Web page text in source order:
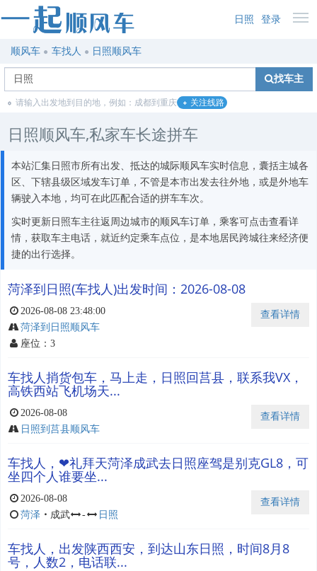
日照 登录
顺风车 车找人 日照顺风车
找车主
请输入出发地到目的地，例如：成都到重庆 关注线路
日照顺风车,私家车长途拼车
本站汇集日照市所有出发、抵达的城际顺风车实时信息，囊括主城各
区、下辖县级区域发车订单，不管是本市出发去往外地，或是外地车
辆驶入本地，均可在此匹配合适的拼车车次。
实时更新日照车主往返周边城市的顺风车订单，乘客可点击查看详
情，获取车主电话，就近约定乘车点位，是本地居民跨城往来经济便
捷的出行选择。
菏泽到日照(车找人)出发时间：2026-08-08
查看详情
2026-08-08 23:48:00
菏泽到日照顺风车
座位：3
车找人捎货包车，马上走，日照回莒县，联系我VX，
高铁西站飞机场天...
查看详情
2026-08-08
日照到莒县顺风车
车找人，❤礼拜天菏泽成武去日照座驾是别克GL8，可
坐四个人谁要坐...
查看详情
2026-08-08
菏泽・ 成武 - 日照
车找人，出发陕西西安，到达山东日照，时间8月8
号，人数2，电话联...